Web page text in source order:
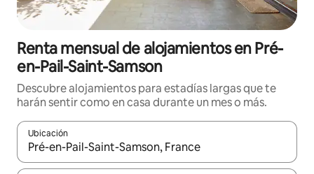
Renta mensual de alojamientos en Pré-
en-Pail-Saint-Samson
Descubre alojamientos para estadías largas que te
harán sentir como en casa durante un mes o más.
Ubicación
Cuando los resultados estén disponibles, navega con las